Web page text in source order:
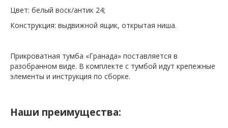
Цвет: белый воск/антик 24;
Конструкция: выдвижной ящик, открытая ниша.
Прикроватная тумба «Гранада» поставляется в
разобранном виде. В комплекте с тумбой идут крепежные
элементы и инструкция по сборке.
Наши преимущества: